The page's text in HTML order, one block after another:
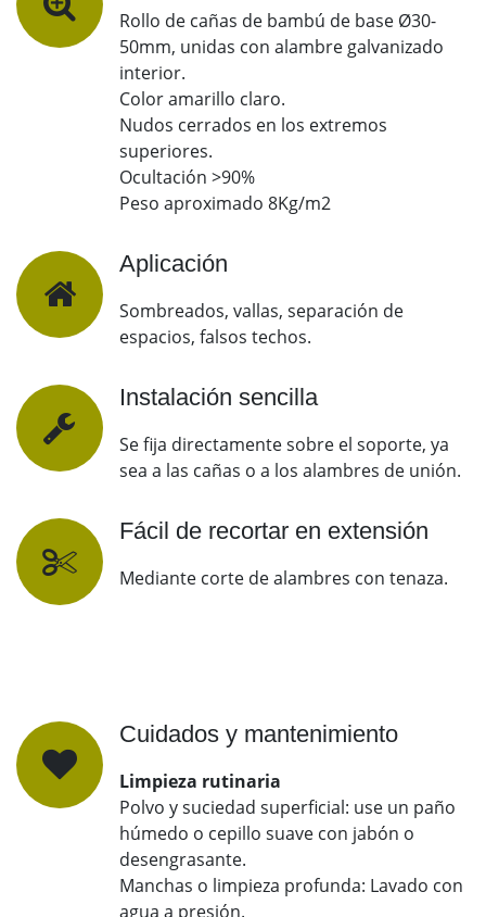
Rollo de cañas de bambú de base Ø30-
50mm, unidas con alambre galvanizado
interior.
Color amarillo claro.
Nudos cerrados en los extremos
superiores.
Ocultación >90%
Peso aproximado 8Kg/m2
Aplicación
Sombreados, vallas, separación de
espacios, falsos techos.
Instalación sencilla
Se fija directamente sobre el soporte, ya
sea a las cañas o a los alambres de unión.
Fácil de recortar en extensión
Mediante corte de alambres con tenaza.
Cuidados y mantenimiento
Limpieza rutinaria
Polvo y suciedad superficial: use un paño
húmedo o cepillo suave con jabón o
desengrasante.
Manchas o limpieza profunda: Lavado con
agua a presión.